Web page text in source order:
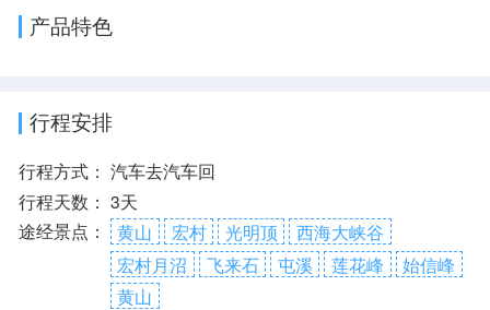
产品特色
行程安排
行程方式： 汽车去汽车回
行程天数： 3天
途经景点：
黄山 宏村 光明顶
西海大峡谷
宏村月沼
飞来石 屯溪 莲花峰
始信峰
黄山